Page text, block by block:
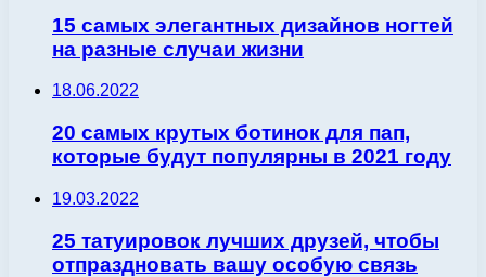
15 самых элегантных дизайнов ногтей
на разные случаи жизни
18.06.2022
20 самых крутых ботинок для пап,
которые будут популярны в 2021 году
19.03.2022
25 татуировок лучших друзей, чтобы
отпраздновать вашу особую связь